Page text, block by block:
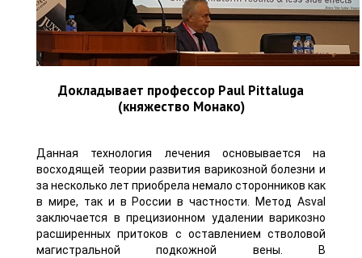
Докладывает профессор Paul Pittaluga
(княжество Монако)
Данная технология лечения основывается на
восходящей теории развития варикозной болезни и
за несколько лет приобрела немало сторонников как
в мире, так и в России в частности. Метод Asval
заключается в прецизионном удалении варикозно
расширенных притоков с оставлением стволовой
магистральной подкожной вены. В